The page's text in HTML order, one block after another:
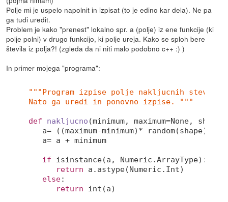
Polje mi je uspelo napolnit in izpisat (to je edino kar dela). Ne pa
ga tudi uredit.
Problem je kako "prenest" lokalno spr. a (polje) iz ene funkcije (ki
polje polni) v drugo funkcijo, ki polje ureja. Kako se sploh bere
števila iz polja?! (zgleda da ni niti malo podobno c++ :) )
In primer mojega "programa":
"""Program izpise polje nakljucnih stevil.
Nato ga uredi in ponovno izpise. """
def nakljucno (minimum, maximum=None,
   a= ((maximum-minimum)* random(shape))
   a= a + minimum
if isinstance(a, Numeric.ArrayType):
return a.astype(Numeric.Int)
else:
return int(a)